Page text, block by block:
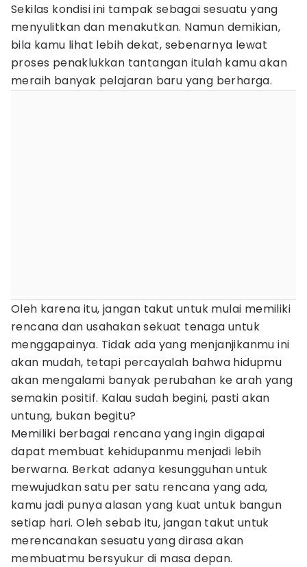
Sekilas kondisi ini tampak sebagai sesuatu yang
menyulitkan dan menakutkan. Namun demikian,
bila kamu lihat lebih dekat, sebenarnya lewat
proses penaklukkan tantangan itulah kamu akan
meraih banyak pelajaran baru yang berharga.
Oleh karena itu, jangan takut untuk mulai memiliki
rencana dan usahakan sekuat tenaga untuk
menggapainya. Tidak ada yang menjanjikanmu ini
akan mudah, tetapi percayalah bahwa hidupmu
akan mengalami banyak perubahan ke arah yang
semakin positif. Kalau sudah begini, pasti akan
untung, bukan begitu?
Memiliki berbagai rencana yang ingin digapai
dapat membuat kehidupanmu menjadi lebih
berwarna. Berkat adanya kesungguhan untuk
mewujudkan satu per satu rencana yang ada,
kamu jadi punya alasan yang kuat untuk bangun
setiap hari. Oleh sebab itu, jangan takut untuk
merencanakan sesuatu yang dirasa akan
membuatmu bersyukur di masa depan.